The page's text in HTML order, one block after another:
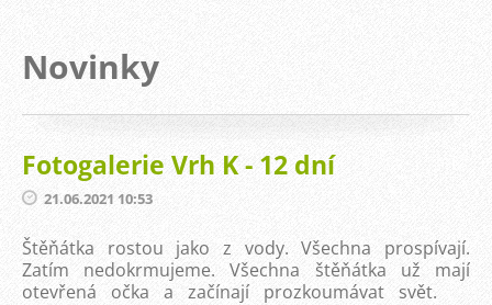
Novinky
Fotogalerie Vrh K - 12 dní
21.06.2021 10:53
Štěňátka rostou jako z vody. Všechna prospívají.
Zatím nedokrmujeme. Všechna štěňátka už mají
otevřená očka a začínají prozkoumávat svět.